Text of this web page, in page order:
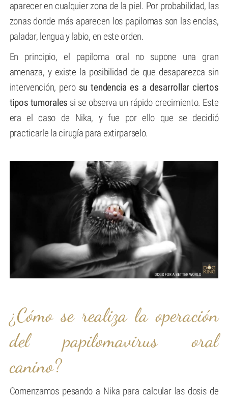
aparecer en cualquier zona de la piel. Por probabilidad, las
zonas donde más aparecen los papilomas son las encías,
paladar, lengua y labio, en este orden.
En principio, el papiloma oral no supone una gran
amenaza, y existe la posibilidad de que desaparezca sin
intervención, pero su tendencia es a desarrollar ciertos
tipos tumorales si se observa un rápido crecimiento. Este
era el caso de Nika, y fue por ello que se decidió
practicarle la cirugía para extirparselo.
¿Cómo se realiza la operación
del papilomavirus oral
canino?
Comenzamos pesando a Nika para calcular las dosis de